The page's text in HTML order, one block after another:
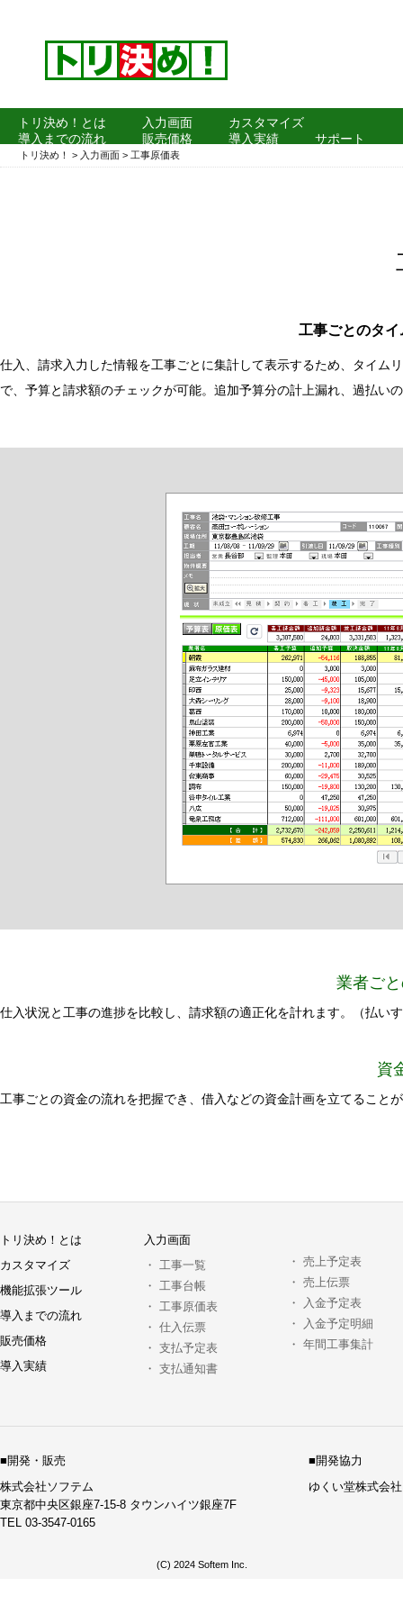
トリ決め！とは 入力画面
カスタマイズ
導入までの流れ
販売価格 導入実績
サポート
よくある質問
トリ決め！ > 入力画面 > 工事原価表
工事ごとのタ
仕入、請求入力した情報を工事ごとに集計して表示するため、タイム
で、予算と請求額のチェックが可能。追加予算分の計上漏れ、過払い
業者ご
仕入状況と工事の進捗を比較し、請求額の適正化を計れます。（払い
資
工事ごとの資金の流れを把握でき、借入などの資金計画を立てること
トリ決め！とは
カスタマイズ
機能拡張ツール
導入までの流れ
販売価格
導入実績
入力画面
・ 工事一覧
・ 工事台帳
・ 工事原価表
・ 仕入伝票
・ 支払予定表
・ 支払通知書
・ 売上予定表
・ 売上伝票
・
入金予定表
・
入金予定明細
・ 年間工事集計
■開発・販売
株式会社ソフテム
東京都中央区銀座7-15-8 タウンハイツ銀座7F
TEL 03-3547-0165
■開発協力
ゆくい堂株式会社
(C) 2024 Softem Inc.